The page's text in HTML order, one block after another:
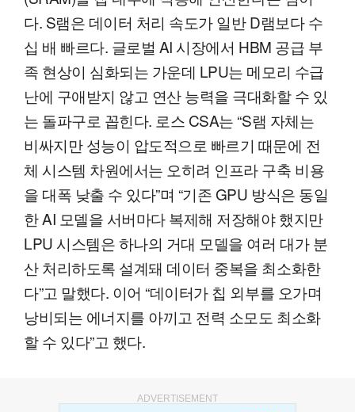
다. S램은 데이터 처리 속도가 일반 D램보다 수
십 배 빠르다. 글로벌 AI 시장에서 HBM 공급 부
족 현상이 심화되는 가운데 LPU는 메모리 수급
난에 구애받지 않고 연산 능력을 극대화할 수 있
는 돌파구로 꼽힌다. 로스 CSA는 “S램 자체는
비싸지만 성능이 압도적으로 빠르기 때문에 전
체 시스템 차원에서는 오히려 인프라 구축 비용
을 대폭 낮출 수 있다”며 “기존 GPU 방식은 동일
한 AI 모델을 서버마다 복제해 저장해야 했지만
LPU 시스템은 하나의 거대 모델을 여러 대가 분
산 처리하도록 설계돼 데이터 중복을 최소화한
다”고 말했다. 이어 “데이터가 칩 외부를 오가며
낭비되는 에너지를 아끼고 전력 소모도 최소화
할 수 있다”고 했다.
ADVERTISEMENT